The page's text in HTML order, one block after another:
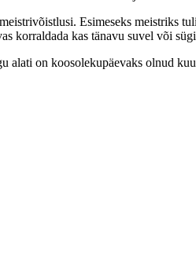
Esimeseks meistriks
korraldada kas tänavu suvel või
alati on koosolekupäevaks olnud